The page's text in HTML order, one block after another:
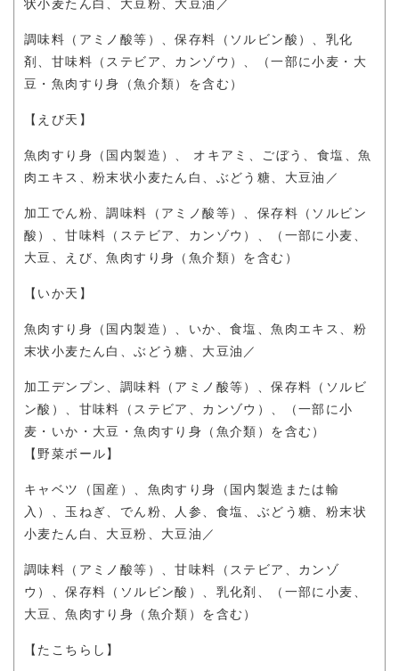
調味料（アミノ酸等）、保存料（ソルビン酸）、乳化
剤、甘味料（ステビア、カンゾウ）、（一部に小麦・大
豆・魚肉すり身（魚介類）を含む）
【えび天】
魚肉すり身（国内製造）、 オキアミ、ごぼう、食塩、魚
肉エキス、粉末状小麦たん白、ぶどう糖、大豆油／
加工でん粉、調味料（アミノ酸等）、保存料（ソルビン
酸）、甘味料（ステビア、カンゾウ）、（一部に小麦、
大豆、えび、魚肉すり身（魚介類）を含む）
【いか天】
魚肉すり身（国内製造）、いか、食塩、魚肉エキス、粉
末状小麦たん白、ぶどう糖、大豆油／
加工デンプン、調味料（アミノ酸等）、保存料（ソルビ
ン酸）、甘味料（ステビア、カンゾウ）、（一部に小
麦・いか・大豆・魚肉すり身（魚介類）を含む）
【野菜ボール】
キャベツ（国産）、 魚肉すり身（国内製造または輸
入）、玉ねぎ、でん粉、人参、食塩、ぶどう糖、粉末状
小麦たん白、大豆粉、大豆油 ／
調味料（アミノ酸等）、甘味料（ステビア、カンゾ
ウ）、保存料（ソルビン酸）、乳化剤、
（一部に小麦、
大豆、魚肉すり身（魚介類）を含む）
【たこちらし】